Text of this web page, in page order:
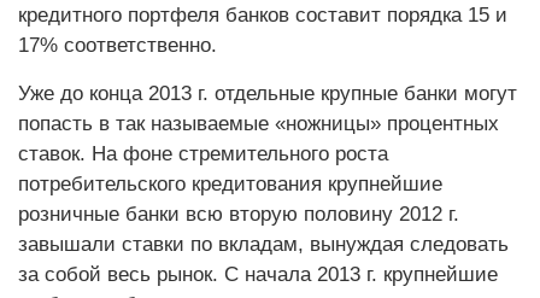
кредитного портфеля банков составит порядка 15 и
17% соответственно.
Уже до конца 2013 г. отдельные крупные банки могут
попасть в так называемые «ножницы» процентных
ставок. На фоне стремительного роста
потребительского кредитования крупнейшие
розничные банки всю вторую половину 2012 г.
завышали ставки по вкладам, вынуждая следовать
за собой весь рынок. С начала 2013 г. крупнейшие